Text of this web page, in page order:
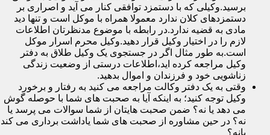
برسید.وکیلی که با دستمزد توافقی کنار می آید و اصراری بر
دستمزدهای کلان ندارد معمولا همراه با موکل است و تنها دید
مادی به قضیه ندارد.در رابطه با موضوع مدنظرتان اطلاعات
لازم را در اختیار وکیل قرار دهید.وکیل محرم اسرار موکل
است.به طور مثال اگر در جستجوی یک وکیل طلاق به دفتر
وکیل مراجعه کرده اید،اطلاعات درستی از وضعیت زندگی
زناشویی خود و فرزندان و اموال بدهید.
وقتی به یک دفتر وکالت مراجعه می کنید به رفتار و برخورد
وکیل توجه کنید؛ به اینکه آیا به صحبت های شما با حوصله گوش
می دهد یا نه؟ ضمن صحبت هایتان از شما سوالات می پرسد یا
نه؟ در حین مشاوره از صحبت های شما یاداشت برداری می کند
یانه؟